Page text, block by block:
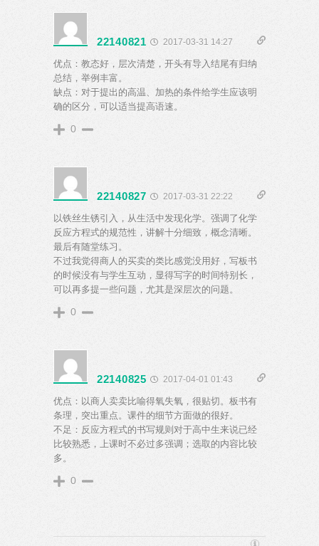
22140821 2017-03-31 14:27
优点：教态好，层次清楚，开头有导入结尾有归纳
总结，举例丰富。
缺点：对于提出的高温、加热的条件给学生应该明
确的区分，可以适当提高语速。
0
22140827 2017-03-31 22:22
以铁丝生锈引入，从生活中发现化学。强调了化学
反应方程式的规范性，讲解十分细致，概念清晰。
最后有随堂练习。
不过我觉得商人的买卖的类比感觉没用好，写板书
的时候没有与学生互动，显得写字的时间特别长，
可以再多提一些问题，尤其是深层次的问题。
0
22140825 2017-04-01 01:43
优点：以商人卖卖比喻得氧失氧，很贴切。板书有
条理，突出重点。课件的细节方面做的很好。
不足：反应方程式的书写规则对于高中生来说已经
比较熟悉，上课时不必过多强调；选取的内容比较
多。
0